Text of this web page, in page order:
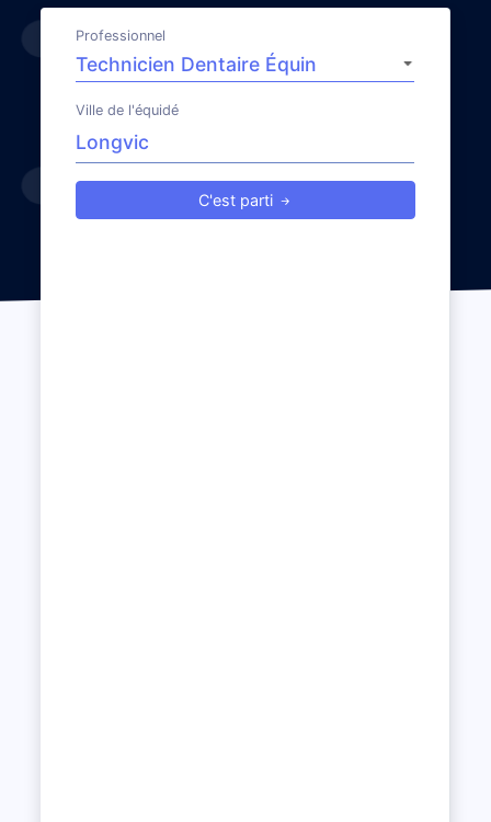
Professionnel
Ville de l'équidé
C'est parti